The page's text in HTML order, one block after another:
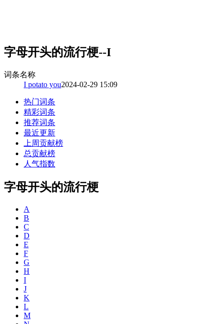
字母开头的流行梗--I
词条名称
I potato you2024-02-29 15:09
热门词条
精彩词条
推荐词条
最近更新
上周贡献榜
总贡献榜
人气指数
字母开头的流行梗
A
B
C
D
E
F
G
H
I
J
K
L
M